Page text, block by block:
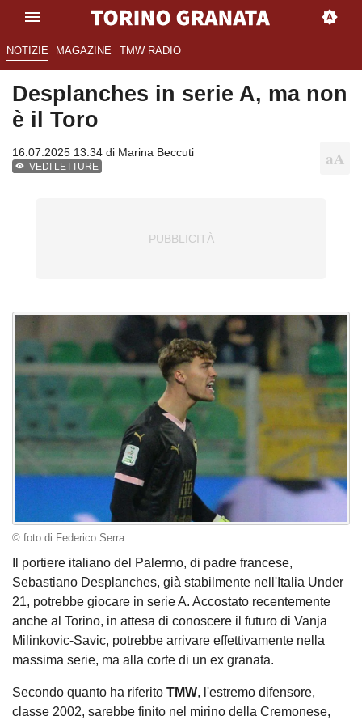
NOTIZIE MAGAZINE TMW RADIO
Desplanches in serie A, ma non
è il Toro
16.07.2025 13:34 di Marina Beccuti
VEDI LETTURE
© foto di Federico Serra
Il portiere italiano del Palermo, di padre francese,
Sebastiano Desplanches, già stabilmente nell'Italia Under
21, potrebbe giocare in serie A. Accostato recentemente
anche al Torino, in attesa di conoscere il futuro di Vanja
Milinkovic-Savic, potrebbe arrivare effettivamente nella
massima serie, ma alla corte di un ex granata.
Secondo quanto ha riferito TMW, l'estremo difensore,
classe 2002, sarebbe finito nel mirino della Cremonese,